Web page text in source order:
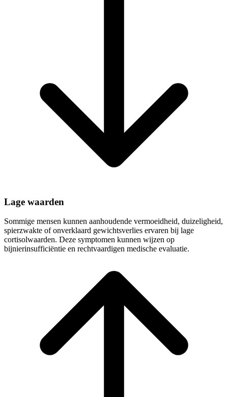
Lage waarden
Sommige mensen kunnen aanhoudende vermoeidheid, duizeligheid,
spierzwakte of onverklaard gewichtsverlies ervaren bij lage
cortisolwaarden. Deze symptomen kunnen wijzen op
bijnierinsufficiëntie en rechtvaardigen medische evaluatie.